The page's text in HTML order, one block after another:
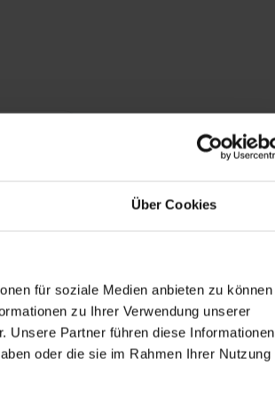
Über Cookies
für soziale Medien anbieten zu können
zu Ihrer Verwendung unserer
Unsere Partner führen diese Informationen
oder die sie im Rahmen Ihrer Nutzung